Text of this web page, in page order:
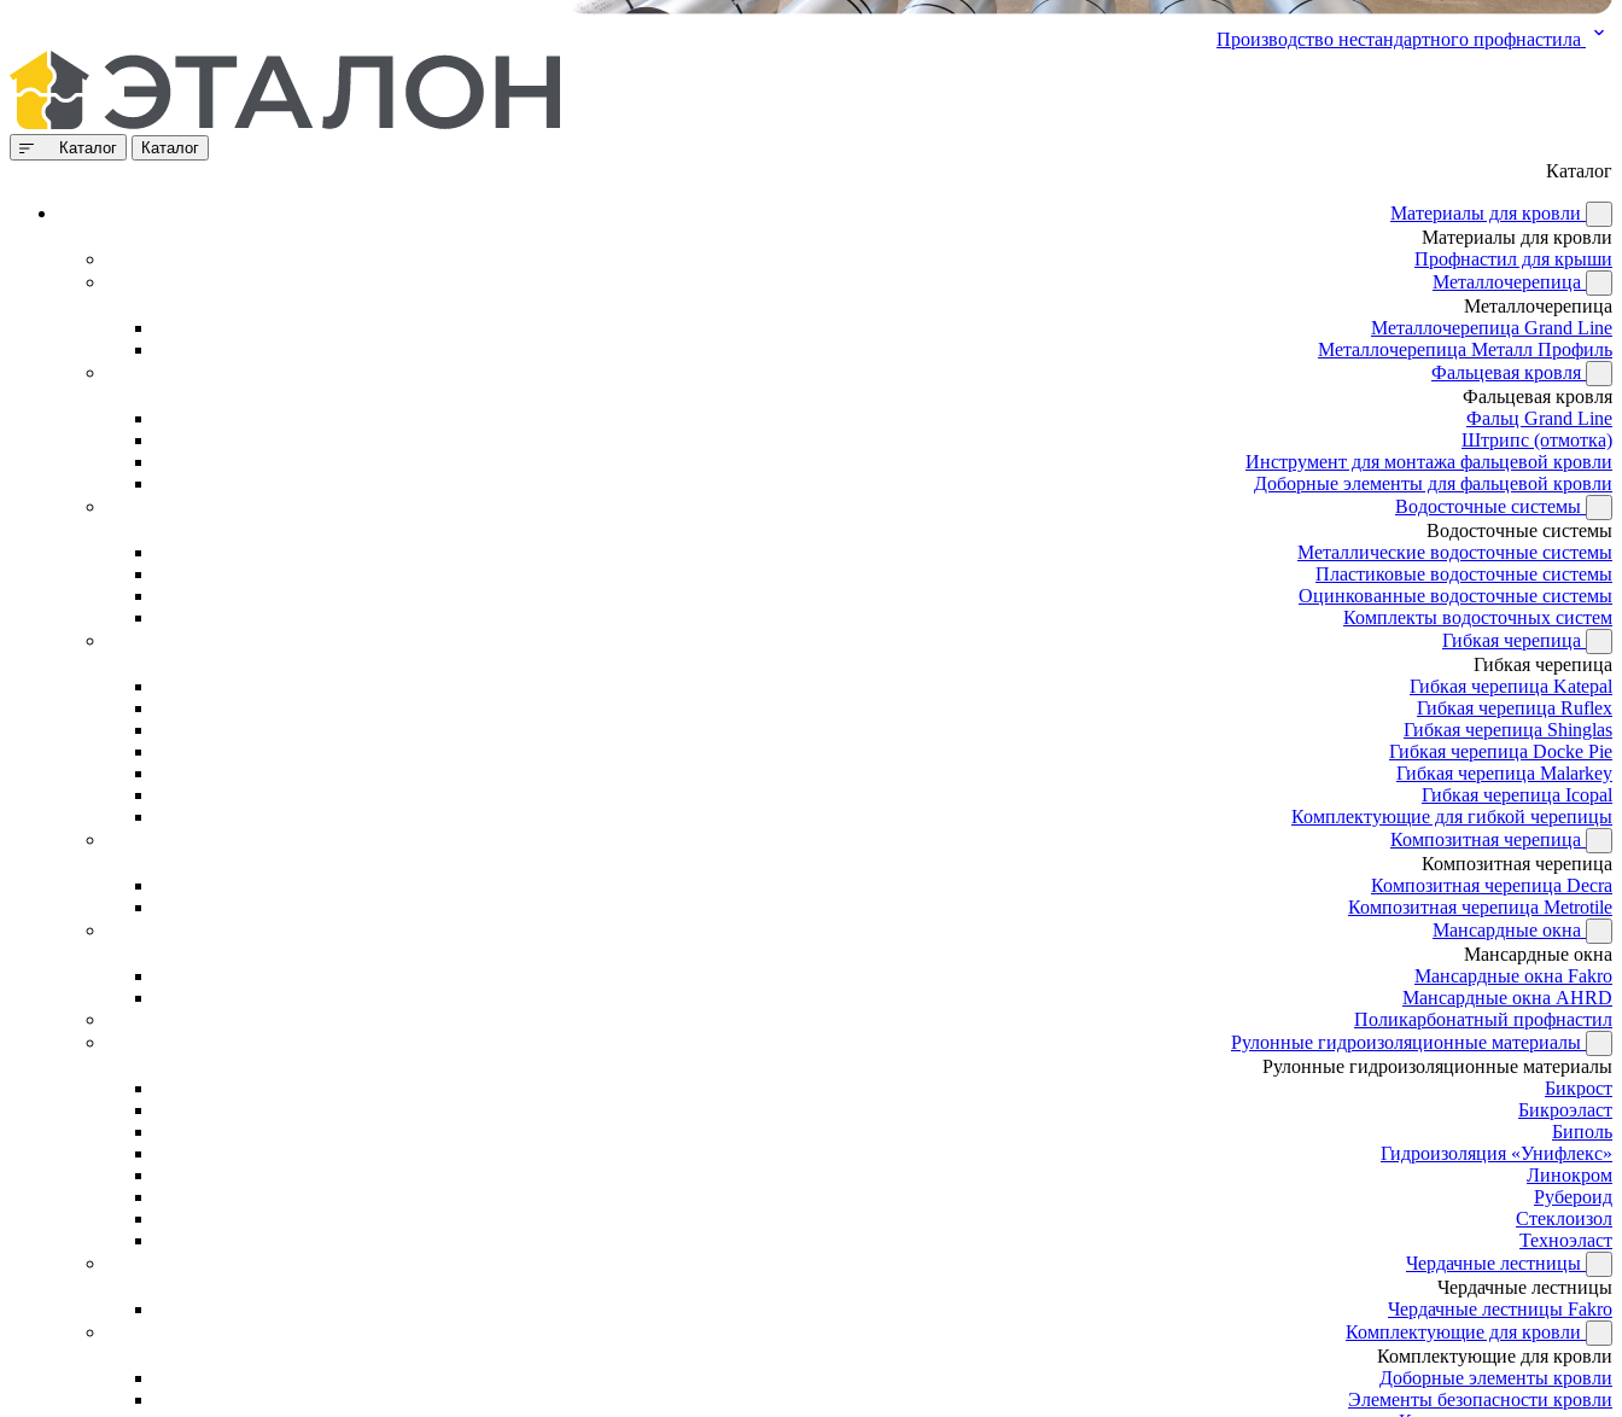
Производство нестандартного профнастила
Каталог Каталог
Каталог
Материалы для кровли
Материалы для кровли
Профнастил для крыши
Металлочерепица
Металлочерепица
Металлочерепица Grand Line
Металлочерепица Металл Профиль
Фальцевая кровля
Фальцевая кровля
Фальц Grand Line
Штрипс (отмотка)
Инструмент для монтажа фальцевой кровли
Доборные элементы для фальцевой кровли
Водосточные системы
Водосточные системы
Металлические водосточные системы
Пластиковые водосточные системы
Оцинкованные водосточные системы
Комплекты водосточных систем
Гибкая черепица
Гибкая черепица
Гибкая черепица Katepal
Гибкая черепица Ruflex
Гибкая черепица Shinglas
Гибкая черепица Docke Pie
Гибкая черепица Malarkey
Гибкая черепица Icopal
Комплектующие для гибкой черепицы
Композитная черепица
Композитная черепица
Композитная черепица Decra
Композитная черепица Metrotile
Мансардные окна
Мансардные окна
Мансардные окна Fakro
Мансардные окна AHRD
Поликарбонатный профнастил
Рулонные гидроизоляционные материалы
Рулонные гидроизоляционные материалы
Бикрост
Бикроэласт
Биполь
Гидроизоляция «Унифлекс»
Линокром
Рубероид
Стеклоизол
Техноэласт
Чердачные лестницы
Чердачные лестницы
Чердачные лестницы Fakro
Комплектующие для кровли
Комплектующие для кровли
Доборные элементы кровли
Элементы безопасности кровли